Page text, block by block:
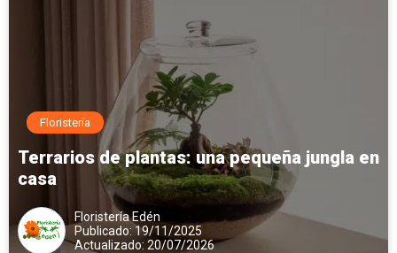
Floristería
Terrarios de plantas: una pequeña jungla en
casa
Floristería Edén
Publicado: 19/11/2025
Actualizado: 20/07/2026